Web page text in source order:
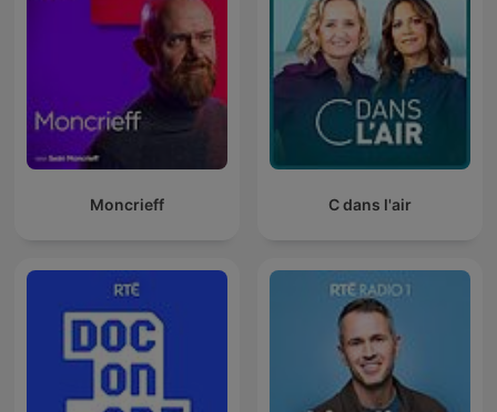
Moncrieff C dans l'air